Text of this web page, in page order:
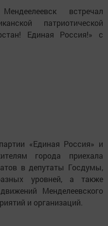
встречал
патриотической
Единая Россия!» с
«Единая Россия» и
города приехала
в депутаты Госдумы,
уровней, а также
Менделеевского
и организаций.